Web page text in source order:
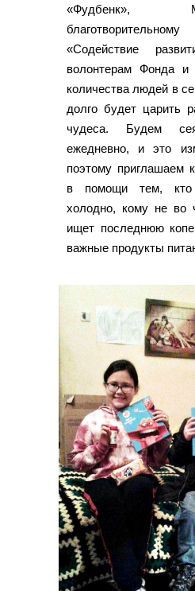
«Фудбенк»,
«Содействие
волонтерам Фонда и
количества людей в
долго будет царить
чудеса. Будем
ежедневно, и это
поэтому приглашаем
в помощи тем, кто
холодно, кому не во
ищет последнюю
важные продукты